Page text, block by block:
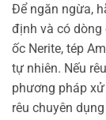
Để ngăn ngừa,
định và có dòng
ốc Nerite, tép
tự nhiên. Nếu
phương pháp
rêu chuyên